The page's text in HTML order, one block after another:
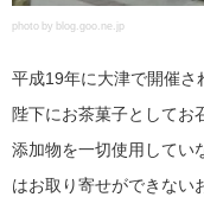
photo by blog.goo.ne.jp
平成19年に大津で開催さ
陛下にお茶菓子としてお
添加物を一切使用してい
はお取り寄せができない